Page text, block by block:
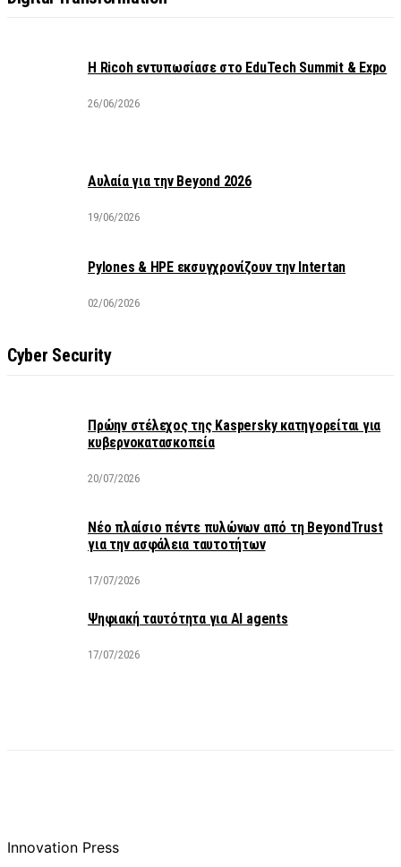
Η Ricoh εντυπωσίασε στο EduTech Summit & Expo
26/06/2026
Αυλαία για την Beyond 2026
19/06/2026
Pylones & HPE εκσυγχρονίζουν την Intertan
02/06/2026
Cyber Security
Πρώην στέλεχος της Kaspersky κατηγορείται για
κυβερνοκατασκοπεία
20/07/2026
Νέο πλαίσιο πέντε πυλώνων από τη BeyondTrust
για την ασφάλεια ταυτοτήτων
17/07/2026
Ψηφιακή ταυτότητα για AI agents
17/07/2026
Innovation Press